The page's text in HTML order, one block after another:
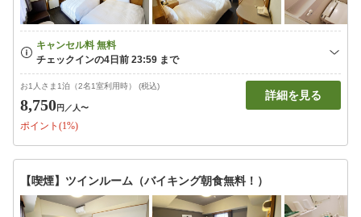
お1人さま1泊（2名1室利用時） (税込)
8,750円 ／人〜
ポイント(1%)
詳細を見る
【喫煙】ツインルーム（バイキング朝食無料！）